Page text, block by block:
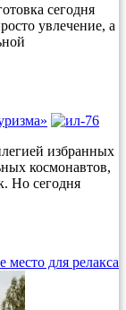
сегодня
увлечение, а
избранных
космонавтов,
Но сегодня
место для релакса